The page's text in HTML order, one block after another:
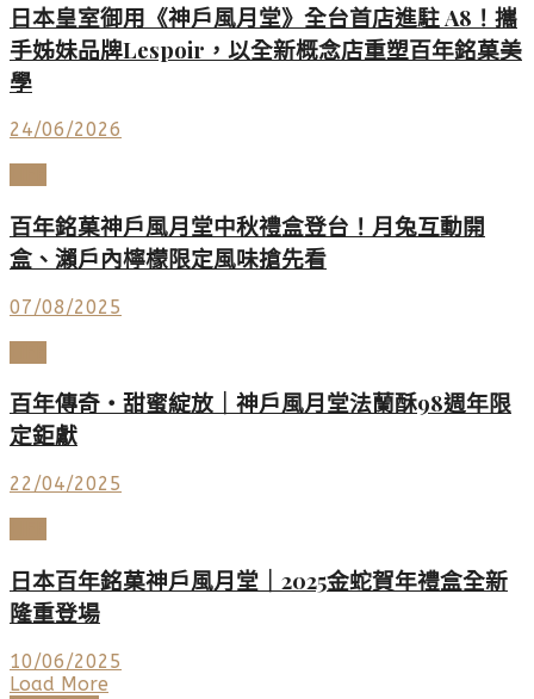
日本皇室御用《神戶風月堂》全台首店進駐 A8！攜
手姊妹品牌Lespoir，以全新概念店重塑百年銘菓美
學
24/06/2026
百年銘菓神戶風月堂中秋禮盒登台！月兔互動開
盒、瀨戶內檸檬限定風味搶先看
07/08/2025
百年傳奇・甜蜜綻放｜神戶風月堂法蘭酥98週年限
定鉅獻
22/04/2025
日本百年銘菓神戶風月堂｜2025金蛇賀年禮盒全新
隆重登場
10/06/2025
Load More